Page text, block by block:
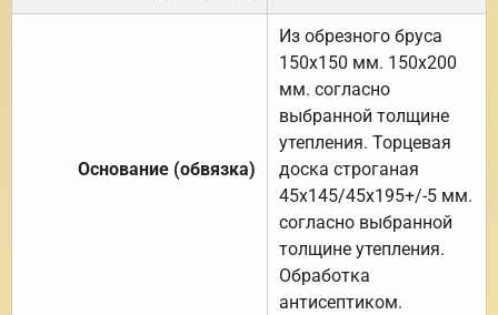
Основание (обвязка)
Из обрезного бруса
150х150 мм. 150х200
мм. согласно
выбранной толщине
утепления. Торцевая
доска строганая
45х145/45х195+/-5 мм.
согласно выбранной
толщине утепления.
Обработка
антисептиком.